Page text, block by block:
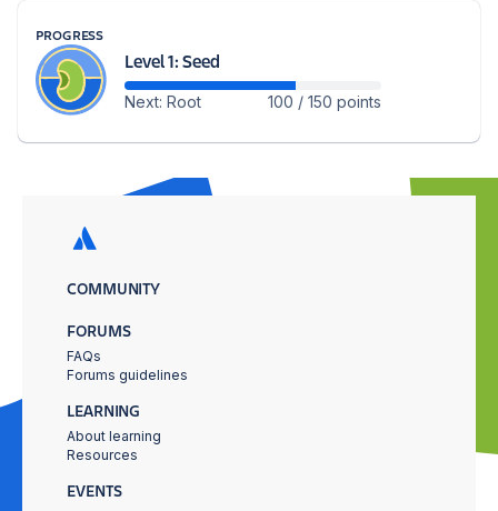
PROGRESS
Level 1: Seed
Next: Root 100 / 150 points
COMMUNITY
FORUMS
FAQs
Forums guidelines
LEARNING
About learning
Resources
EVENTS